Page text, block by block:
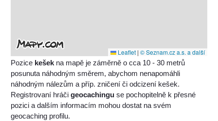
Leaflet | © Seznam.cz a.s. a další
Pozice kešek na mapě je záměrně o cca 10 - 30 metrů
posunuta náhodným směrem, abychom nenapomáhli
náhodným nálezům a příp. zničení či odcizení kešek.
Registrovaní hráčigeocachingu se pochopitelně k přesné
pozici a dalším informacím mohou dostat na svém
geocaching profilu.